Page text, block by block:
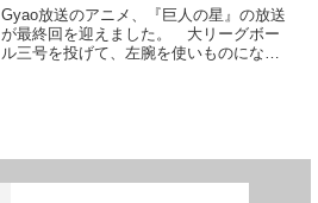
Gyao放送のアニメ、『巨人の星』の放送
が最終回を迎えました。 大リーグボー
ル三号を投げて、左腕を使いものになら